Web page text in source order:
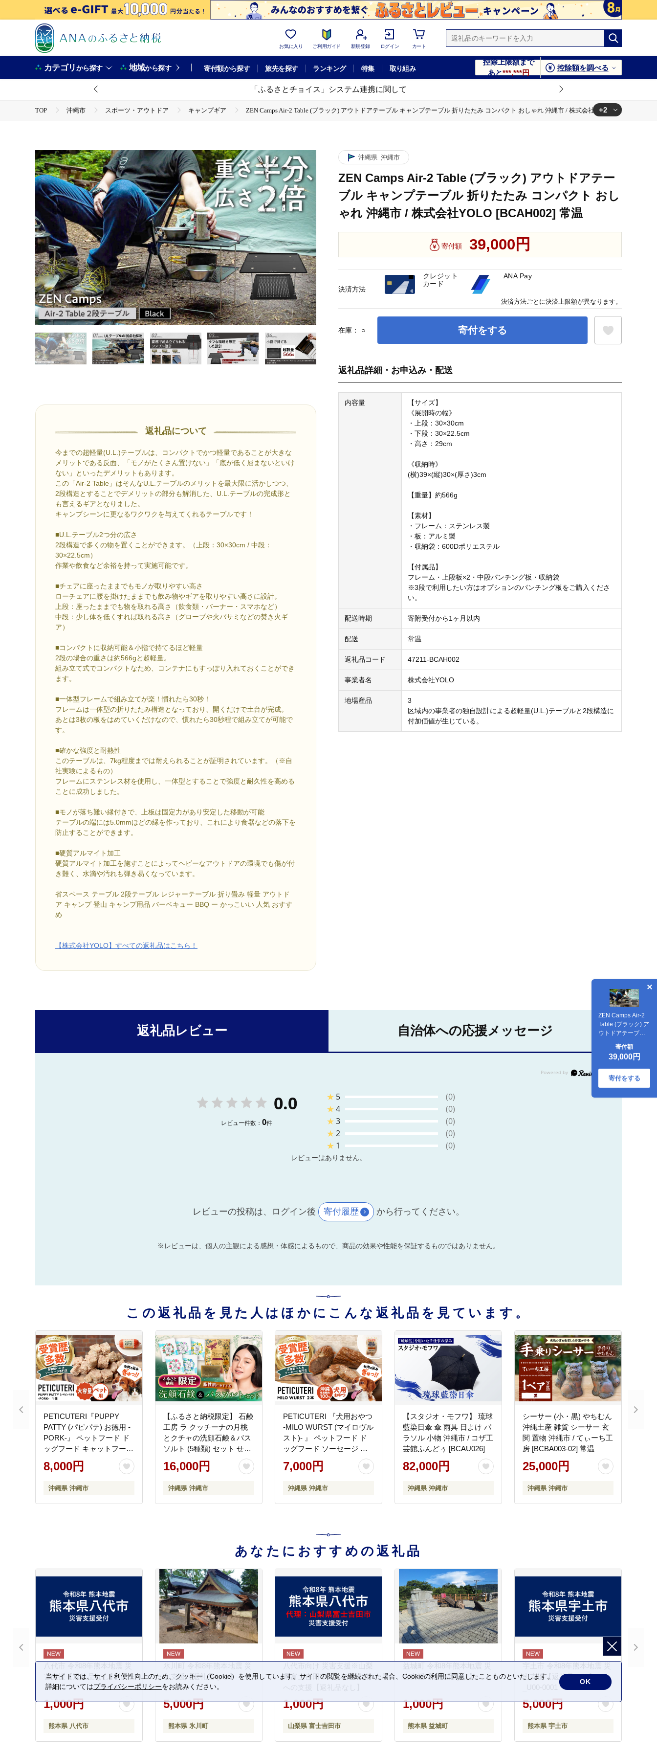
お気に入り ご利用ガイド 新規登録 ログイン カート
カテゴリから探す 地域から探す 寄付額から探す 旅先を探す ランキング 特集 取り組み
控除上限額まで
あと***,***円
控除額を調べる
「ふるさとチョイス」システム連携に関して
TOP 沖縄市 スポーツ・アウトドア キャンプギア
ZEN Camps Air-2 Table (ブラック) アウトドアテーブル キャンプテーブル 折りたたみ コンパクト おしゃれ 沖縄市 / 株式会社YOLO [BCAH002] 常
+2
返礼品について
今までの超軽量(U.L.)テーブルは、コンパクトでかつ軽量であることが大きな
メリットである反面、「モノがたくさん置けない」「底が低く屈まないといけ
ない」といったデメリットもあります。
この「Air-2 Table」はそんなU.L.テーブルのメリットを最大限に活かしつつ、
2段構造とすることでデメリットの部分も解消した、U.L.テーブルの完成形と
も言えるギアとなりました。
キャンプシーンに更なるワクワクを与えてくれるテーブルです！
■U.L.テーブル2つ分の広さ
2段構造で多くの物を置くことができます。（上段：30×30cm / 中段：
30×22.5cm）
作業や飲食など余裕を持って実施可能です。
■チェアに座ったままでもモノが取りやすい高さ
ローチェアに腰を掛けたままでも飲み物やギアを取りやすい高さに設計。
上段：座ったままでも物を取れる高さ（飲食類・バーナー・スマホなど）
中段：少し体を低くすれば取れる高さ（グローブや火バサミなどの焚き火ギ
ア）
■コンパクトに収納可能＆小指で持てるほど軽量
2段の場合の重さは約566gと超軽量。
組み立て式でコンパクトなため、コンテナにもすっぽり入れておくことができ
ます。
■一体型フレームで組み立てが楽！慣れたら30秒！
フレームは一体型の折りたたみ構造となっており、開くだけで土台が完成。
あとは3枚の板をはめていくだけなので、慣れたら30秒程で組み立てが可能で
す。
■確かな強度と耐熱性
このテーブルは、7kg程度までは耐えられることが証明されています。（※自
社実験によるもの）
フレームにステンレス材を使用し、一体型とすることで強度と耐久性を高める
ことに成功しました。
■モノが落ち難い縁付きで、上板は固定力があり安定した移動が可能
テーブルの端には5.0mmほどの縁を作っており、これにより食器などの落下を
防止することができます。
■硬質アルマイト加工
硬質アルマイト加工を施すことによってヘビーなアウトドアの環境でも傷が付
き難く、水滴や汚れも弾き易くなっています。
省スペース テーブル 2段テーブル レジャーテーブル 折り畳み 軽量 アウトド
ア キャンプ 登山 キャンプ用品 バーベキュー BBQ ー かっこいい 人気 おすす
め
【株式会社YOLO】すべての返礼品はこちら！
沖縄県 沖縄市
ZEN Camps Air-2 Table (ブラック) アウトドアテー
ブル キャンプテーブル 折りたたみ コンパクト おし
ゃれ 沖縄市 / 株式会社YOLO [BCAH002] 常温
寄付額 39,000円
在庫： ○ 寄付をする
ZEN Camps Air-2
Table (ブラック) ア
ウトドアテーブル
折りたたみ コンパ
クト おしゃれ 沖縄
市 / 株式会社YOLO
[BCAH002] 常温
寄付額
39,000円
寄付をする
返礼品詳細・お申込み・配送
内容量
【サイズ】
《展開時の幅》
・上段：30×30cm
・下段：30×22.5cm
・高さ：29cm
《収納時》
(横)39×(縦)30×(厚さ)3cm
【重量】約566g
【素材】
・フレーム：ステンレス製
・板：アルミ製
・収納袋：600Dポリエステル
【付属品】
フレーム・上段板×2・中段パンチング板・収納袋
※3段で利用したい方はオプションのパンチング板をご購入くださ
い。
配送時期 寄附受付から1ヶ月以内
配送 常温
返礼品コード 47211-BCAH002
事業者名 株式会社YOLO
地場産品
3
区域内の事業者の独自設計による超軽量(U.L.)テーブルと2段構造に
付加価値が生じている。
決済方法
クレジット
カード
ANA Pay
決済方法ごとに決済上限額が異なります。
返礼品レビュー 自治体への応援メッセージ
0.0
レビュー件数： 0件
★ 5
(0)
★4
(0)
★3
(0)
★2
(0)
★ 1 (0)
レビューはありません。
レビューの投稿は、ログイン後 寄付履歴 から行ってください。
※レビューは、個人の主観による感想・体感によるもので、商品の効果や性能を保証するものではありません。
この返礼品を見た人はほかにこんな返礼品を見ています。
PETICUTERI『PUPPY
PATTY (パピパテ) お徳用 -
PORK-』 ペットフード ド
ッグフード キャットフード
犬 猫 沖縄市 8000円 /
TESIO [BCAD021]
8,000円
沖縄県 沖縄市
【ふるさと納税限定】 石鹸
工房 ラ クッチーナの月桃
とクチャの洗顔石鹸＆バス
ソルト (5種類) セット せっ
けん 石けん 入浴剤 保湿 沖
縄市 / ベナスタス株式会社
16,000円
沖縄県 沖縄市
PETICUTERI 『犬用おやつ
-MILO WURST (マイロヴル
スト)- 』 ペットフード ド
ッグフード ソーセージ 犬
猫 沖縄市 7000円 / TESIO
[BCAD023]
7,000円
沖縄県 沖縄市
【スタジオ・モフワ】 琉球
藍染日傘 傘 雨具 日よけ パ
ラソル 小物 沖縄市 / コザ工
芸館ふんどぅ [BCAU026]
82,000円
沖縄県 沖縄市
シーサー (小・黒) やちむん
沖縄土産 雑貨 シーサー 玄
関 置物 沖縄市 / てぃーち工
房 [BCBA003-02] 常温
25,000円
沖縄県 沖縄市
あなたにおすすめの返礼品
八代市 令和8年熊本地震 災
害支援【返礼品なし】
1,000円
熊本県 八代市
氷川町 令和8年熊本地震 災
害支援【返礼品なし】
5,000円
熊本県 氷川町
八代市向け 災害支援※山梨
県富士吉田市による八代市
への支援【返礼品なし】
1,000円
山梨県 富士吉田市
益城町 令和8年熊本地震 災
害支援【返礼品なし】
1,000円
熊本県 益城町
宇土市 令和8年熊本地震 災
害支援【返礼品なし】
_U00-0001
5,000円
熊本県 宇土市
当サイトでは、サイト利便性向上のため、クッキー（Cookie）を使用しています。サイトの閲覧を継続された場合、Cookieの利用に同意したことものといたします。
詳細についてはプライバシーポリシーをお読みください。
OK